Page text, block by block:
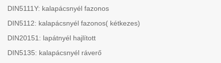
DIN5111Y: kalapácsnyél fazonos
DIN5112: kalapácsnyél fazonos( kétkezes)
DIN20151: lapátnyél hajlított
DIN5135: kalapácsnyél ráverő